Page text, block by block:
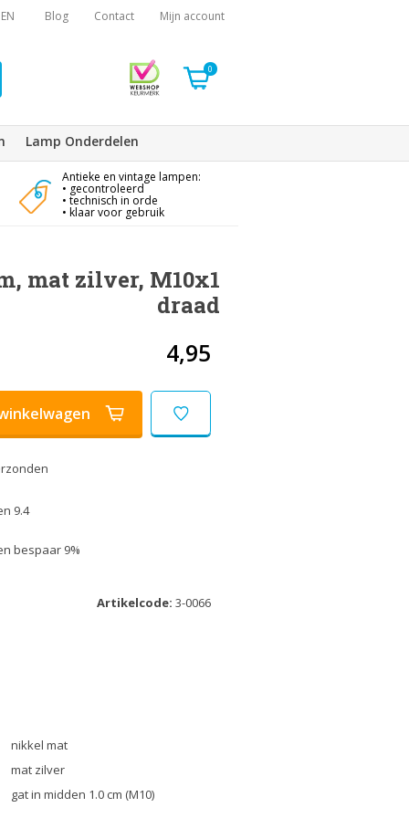
EN Blog Contact Mijn account
0
Lamp Onderdelen
Antieke en vintage lampen:
• gecontroleerd
• technisch in orde
• klaar voor gebruik
mat zilver, M10x1
draad
4,95
9.4
bespaar 9%
Artikelcode: 3-0066
nikkel mat
mat zilver
gat in midden 1.0 cm (M10)